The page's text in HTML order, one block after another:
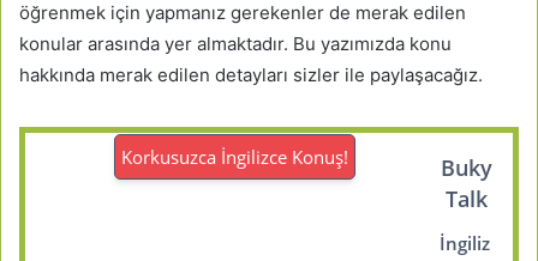
öğrenmek için yapmanız gerekenler de merak edilen
konular arasında yer almaktadır. Bu yazımızda konu
hakkında merak edilen detayları sizler ile paylaşacağız.
Korkusuzca İngilizce Konuş!
Buky
Talk
İngiliz